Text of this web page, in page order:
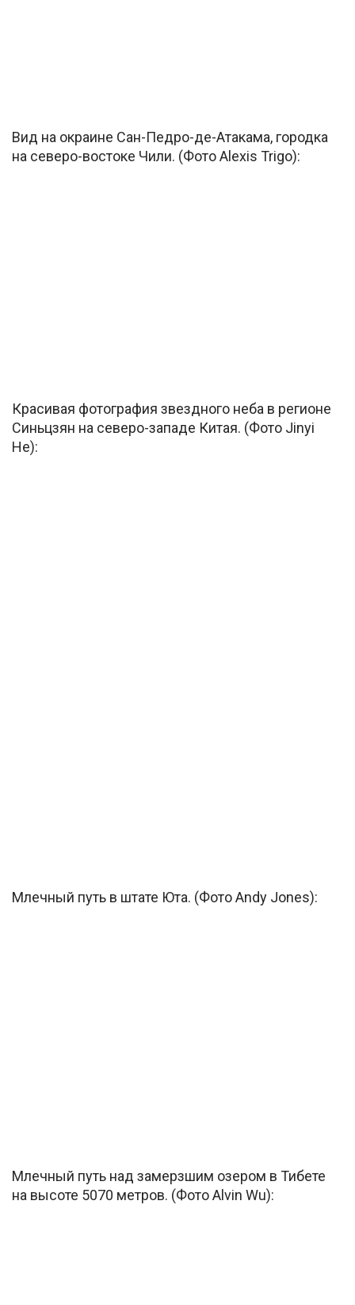
Вид на окраине Сан-Педро-де-Атакама, городка
на северо-востоке Чили. (Фото Alexis Trigo):
Красивая фотография звездного неба в регионе
Синьцзян на северо-западе Китая. (Фото Jinyi
He):
Млечный путь в штате Юта. (Фото Andy Jones):
Млечный путь над замерзшим озером в Тибете
на высоте 5070 метров. (Фото Alvin Wu):